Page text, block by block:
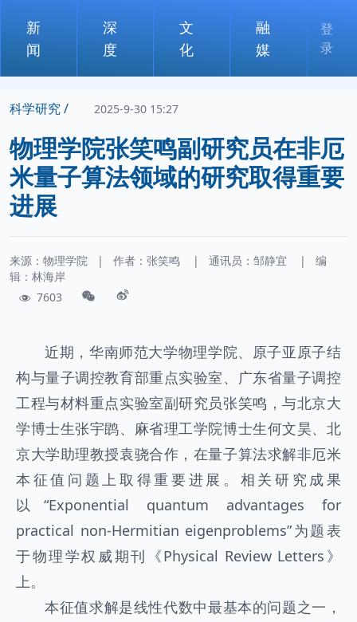
新
闻
深
度
文
化
融
媒
登
录
科学研究 / 2025-9-30 15:27
物理学院张笑鸣副研究员在非厄
米量子算法领域的研究取得重要
进展
来源：物理学院 | 作者： 张笑鸣 | 通讯员： 邹静宜 |
编
辑：林海岸
7603
近期，华南师范大学物理学院、原子亚原子结
构与量子调控教育部重点实验室、广东省量子调控
工程与材料重点实验室副研究员张笑鸣，与北京大
学博士生张宇鹍、麻省理工学院博士生何文昊、北
京大学助理教授袁骁合作，在量子算法求解非厄米
本征值问题上取得重要进展。相关研究成果
以“Exponential quantum advantages for
practical non-Hermitian eigenproblems”为题表
于物理学权威期刊《Physical Review Letters》
上。
本征值求解是线性代数中最基本的问题之一，